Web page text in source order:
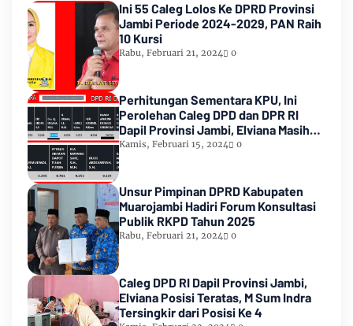
Ini 55 Caleg Lolos Ke DPRD Provinsi
Jambi Periode 2024-2029, PAN Raih
10 Kursi
Rabu, Februari 21, 2024 0
Perhitungan Sementara KPU, Ini
Perolehan Caleg DPD dan DPR RI
Dapil Provinsi Jambi, Elviana Masih
Urutan Kedua Teratas
Kamis, Februari 15, 2024 0
Unsur Pimpinan DPRD Kabupaten
Muarojambi Hadiri Forum Konsultasi
Publik RKPD Tahun 2025
Rabu, Februari 21, 2024 0
Caleg DPD RI Dapil Provinsi Jambi,
Elviana Posisi Teratas, M Sum Indra
Tersingkir dari Posisi Ke 4